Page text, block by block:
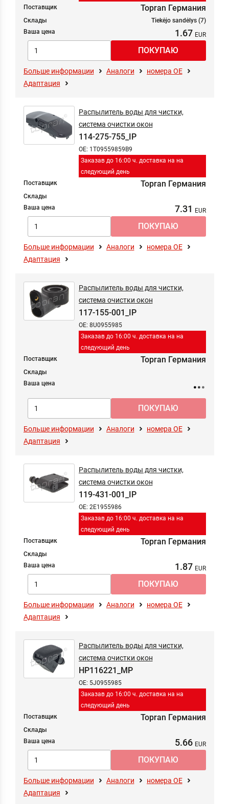
Поставщик Topran Германия
Склады
Tiekėjo sandėlys (7)
Ваша цена
1.67
Больше информации Аналоги
номера ОЕ
Адаптация
Заказав до 16:00 ч. доставка на на
следующий день
Распылитель воды для чистки,
система очистки окон
114-275-755_IP
OE: 1T09559859B9
Поставщик Topran Германия
Склады
Ваша цена
7.31
Больше информации Аналоги
номера ОЕ
Адаптация
Заказав до 16:00 ч. доставка на на
следующий день
Распылитель воды для чистки,
система очистки окон
117-155-001_IP
OE: 8U0955985
Поставщик Topran Германия
Склады
Ваша цена
Больше информации Аналоги
номера ОЕ
Адаптация
Заказав до 16:00 ч. доставка на на
следующий день
Распылитель воды для чистки,
система очистки окон
119-431-001_IP
OE: 2E1955986
Поставщик Topran Германия
Склады
Ваша цена
1.87
Больше информации Аналоги
номера ОЕ
Адаптация
Заказав до 16:00 ч. доставка на на
следующий день
Распылитель воды для чистки,
система очистки окон
HP116221_MP
OE: 5J0955985
Поставщик Topran Германия
Склады
Ваша цена
5.66
Больше информации Аналоги
номера ОЕ
Адаптация